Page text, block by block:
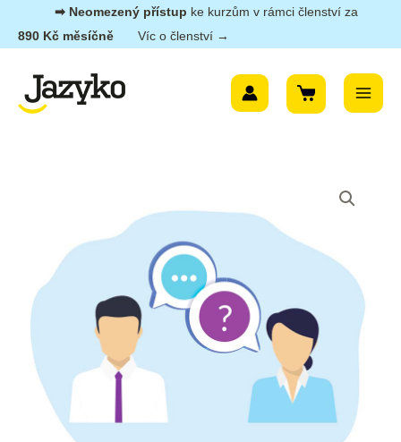
Přeskočit➡︎ Neomezený přístup ke kurzům v rámci členství za
890 Kč měsíčně
Víc o členství →
Menu